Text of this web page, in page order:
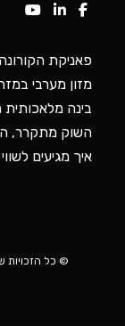
© כל הזכויות